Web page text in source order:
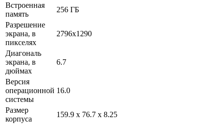
Встроенная
память
256 ГБ
Разрешение
экрана, в
пикселях
2796x1290
Диагональ
экрана, в
дюймах
6.7
Версия
операционной
системы
16.0
Размер
корпуса
159.9 x 76.7 x 8.25